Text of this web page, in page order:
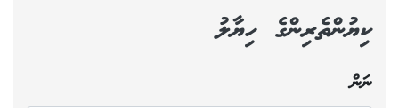
ކިޔުންތެރިންގެ ހިޔާލު
ނަން